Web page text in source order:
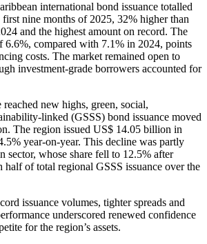
international bond issuance totalled
nine months of 2025, 32% higher than
and the highest amount on record. The
6.6%, compared with 7.1% in 2024, points
costs. The market remained open to
investment-grade borrowers accounted for
new highs, green, social,
linked (GSSS) bond issuance moved
The region issued US$ 14.05 billion in
year-on-year. This decline was partly
sector, whose share fell to 12.5% after
half of total regional GSSS issuance over the
issuance volumes, tighter spreads and
underscored renewed confidence
for the region’s assets.